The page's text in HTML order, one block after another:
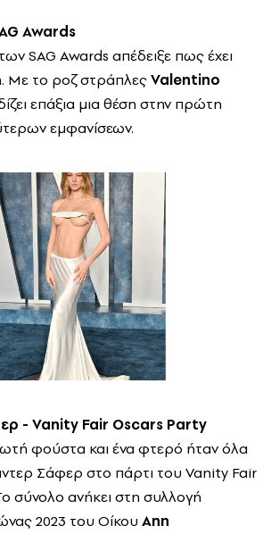
Awards
SAG Awards απέδειξε πως έχει
Με το ροζ στράπλεςValentino
επάξια μια θέση στην πρώτη
εμφανίσεων.
- Vanity Fair Oscars Party
φούστα και ένα φτερό ήταν όλα
Σάφερ στο πάρτι του Vanity Fair
σύνολο ανήκει στη συλλογή
2023 του Οίκου Ann